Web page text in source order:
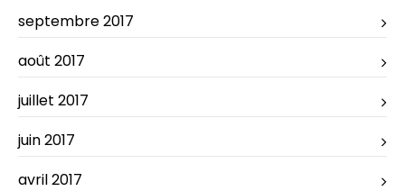
septembre 2017
août 2017
juillet 2017
juin 2017
avril 2017